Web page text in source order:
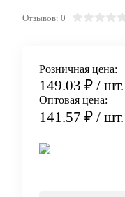
Отзывов: 0
Розничная цена:
149.03 ₽ / шт.
Оптовая цена:
141.57 ₽ / шт.